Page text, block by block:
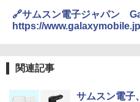
🔗サムスン電子ジャパン
https://www.galaxymobile.jp
関連記事
サムスン電子